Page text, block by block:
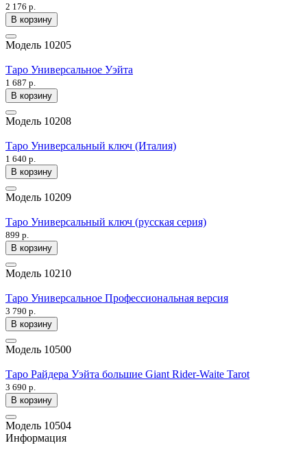
2 176 р.
В корзину
Модель 10205
Таро Универсальное Уэйта
1 687 р.
В корзину
Модель 10208
Таро Универсальный ключ (Италия)
1 640 р.
В корзину
Модель 10209
Таро Универсальный ключ (русская серия)
899 р.
В корзину
Модель 10210
Таро Универсальное Профессиональная версия
3 790 р.
В корзину
Модель 10500
Таро Райдера Уэйта большие Giant Rider-Waite Tarot
3 690 р.
В корзину
Модель 10504
Информация